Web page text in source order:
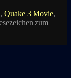
, Quake 3 Movie,
zum